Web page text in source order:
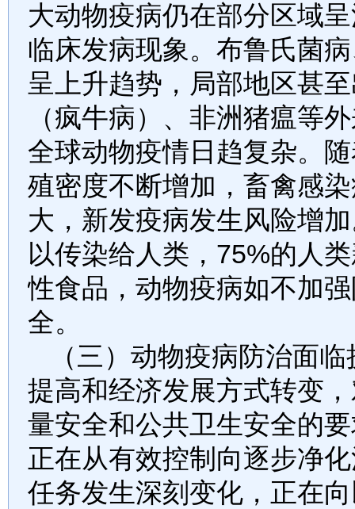
大动物疫病仍在部分区域
临床发病现象。布鲁氏菌
呈上升趋势，局部地区甚
（疯牛病）、非洲猪瘟等
全球动物疫情日趋复杂。
殖密度不断增加，畜禽感
大，新发疫病发生风险增
以传染给人类， 75%的人
性食品，动物疫病如不加
全。
（三）动物疫病防治面
提高和经济发展方式转变
量安全和公共卫生安全的
正在从有效控制向逐步净
任务发生深刻变化，正在